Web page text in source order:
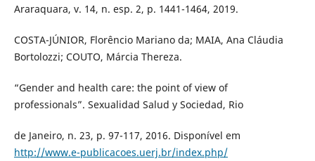
Araraquara, v. 14, n. esp. 2, p. 1441-1464, 2019.
COSTA-JÚNIOR, Florêncio Mariano da; MAIA, Ana Cláudia
Bortolozzi; COUTO, Márcia Thereza.
“Gender and health care: the point of view of
professionals”. Sexualidad Salud y Sociedad, Rio
de Janeiro, n. 23, p. 97-117, 2016. Disponível em
http://www.e-publicacoes.uerj.br/index.php/